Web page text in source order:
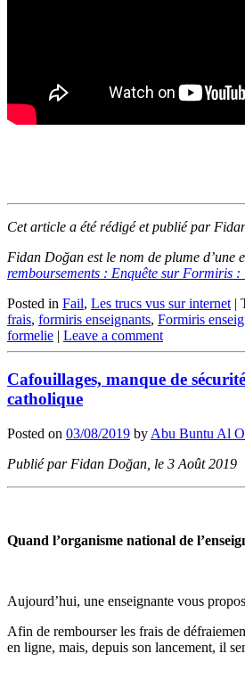
Cet article a été rédigé et publié par
Fidan Doğan est le nom de plume d’une
remboursements : Enquête sur Formiris
Posted in Fail, Les trucs vus sur internet |
frais, formiris enseignants, Formiris
formelie | Leave a comment
Cafouillages, manque de
catholique
Posted on 03/08/2019 by Abu Buntu Al
Publié par Fidan Doğan, le 3 Août 2019
Quand l’organisme national de
Aujourd’hui, une enseignante vous
Afin de rembourser les frais de
en ligne, mais, depuis son lancement, il